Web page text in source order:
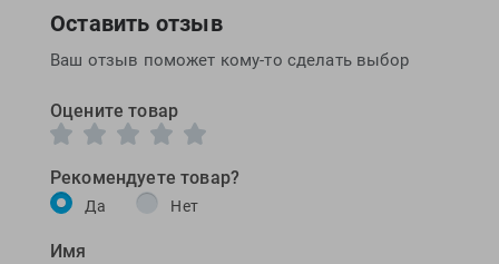
Оставить отзыв
Ваш отзыв поможет кому-то сделать выбор
Оцените товар
Рекомендуете товар?
Да Нет
Имя